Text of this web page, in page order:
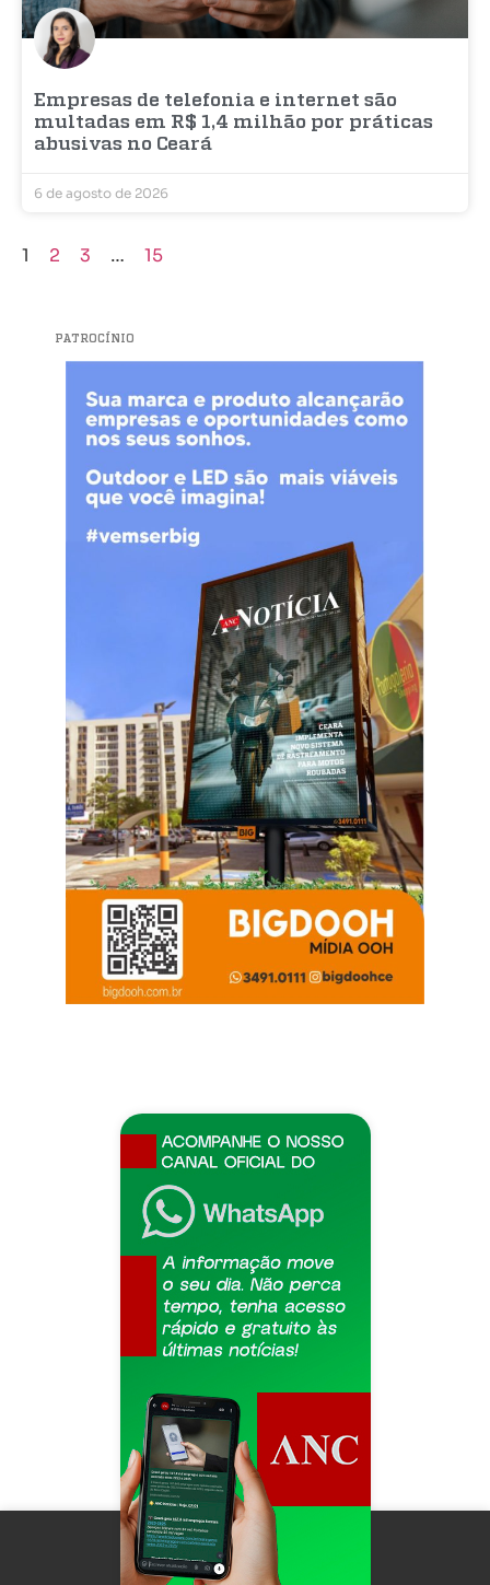
Empresas de telefonia e internet são
multadas em R$ 1,4 milhão por práticas
abusivas no Ceará
6 de agosto de 2026
1 2 3 … 15
PATROCÍNIO